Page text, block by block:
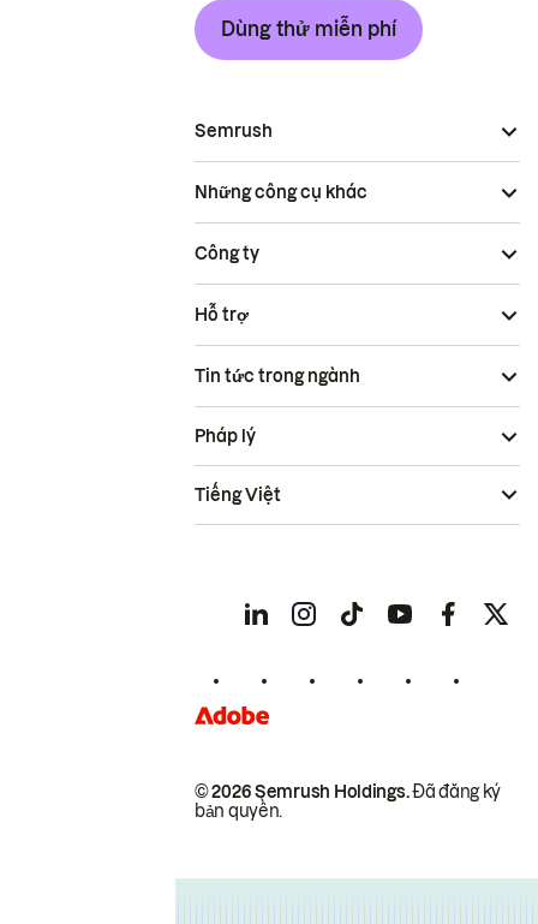
Dùng thử miễn phí
Semrush
Những công cụ khác
Công ty
Hỗ trợ
Tin tức trong ngành
© 2026 Semrush Holdings.Đã đăng ký
bản quyền.
Pháp lý
Tiếng Việt